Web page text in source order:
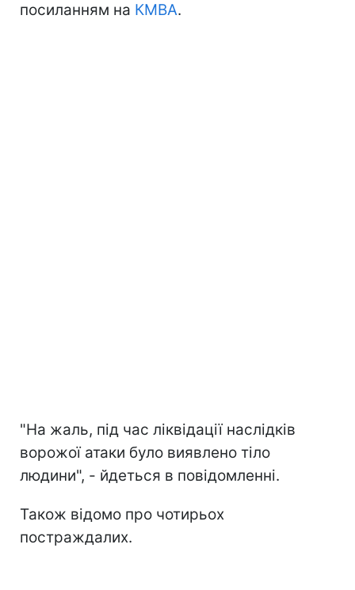
посиланням на КМВА.
"На жаль, під час ліквідації наслідків
ворожої атаки було виявлено тіло
людини", - йдеться в повідомленні.
Також відомо про чотирьох
постраждалих.